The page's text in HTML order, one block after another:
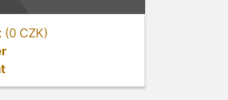
(0 CZK)